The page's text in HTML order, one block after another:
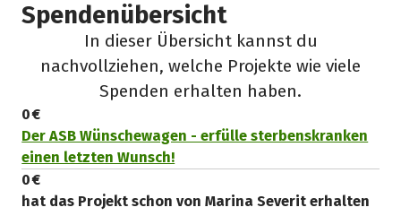
Spendenübersicht
In dieser Übersicht kannst du
nachvollziehen, welche Projekte wie viele
Spenden erhalten haben.
0 €
Der ASB Wünschewagen - erfülle sterbenskranken
einen letzten Wunsch!
0 €
hat das Projekt schon von Marina Severit erhalten